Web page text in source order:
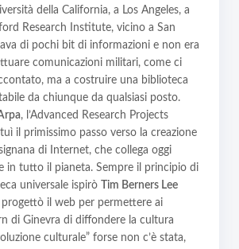
della California, a Los Angeles, a
Research Institute, vicino a San
di pochi bit di informazioni e non era
comunicazioni militari, come ci
ma a costruire una biblioteca
da chiunque da qualsiasi posto.
, l’Advanced Research Projects
il primissimo passo verso la creazione
di Internet, che collega oggi
in tutto il pianeta. Sempre il principio di
universale ispirò
Tim Berners Lee
il web per permettere ai
di Ginevra di diffondere la cultura
culturale” forse non c’è stata,